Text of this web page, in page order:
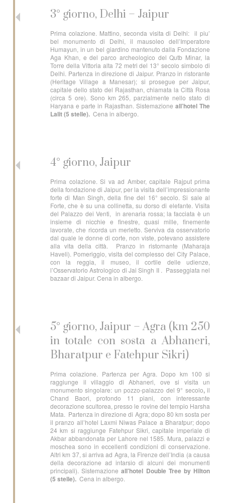
3° giorno, Delhi – Jaipur
Prima colazione. Mattino, seconda visita di Delhi: il piu’
bel monumento di Delhi, il mausoleo dell’Imperatore
Humayun, in un bel giardino mantenuto dalla Fondazione
Aga Khan, e del parco archeologico del Qutb Minar, la
Torre della Vittoria alta 72 metri del 13° secolo simbolo di
Delhi. Partenza in direzione di Jaipur. Pranzo in ristorante
(Heritage Village a Manesar); si prosegue per Jaipur,
capitale dello stato del Rajasthan, chiamata la Città Rosa
(circa 5 ore). Sono km 265, parzialmente nello stato di
Haryana e parte in Rajasthan. Sistemazione all’hotel The
Lalit (5 stelle). Cena in albergo.
4° giorno, Jaipur
Prima colazione. Si va ad Amber, capitale Rajput prima
della fondazione di Jaipur, per la visita dell’impressionante
forte di Man Singh, della fine del 16° secolo. Si sale al
Forte, che è su una collinetta, su dorso di elefante. Visita
del Palazzo dei Venti, in arenaria rossa; la facciata è un
insieme di nicchie e finestre, quasi mille, finemente
lavorate, che ricorda un merletto. Serviva da osservatorio
dal quale le donne di corte, non viste, potevano assistere
alla vita della città. Pranzo in ristornante (Maharaja
Haveli). Pomeriggio, visita del complesso del City Palace,
con la reggia, il museo, il cortile delle udienze,
l’Osservatorio Astrologico di Jai Singh II . Passeggiata nel
bazaar di Jaipur. Cena in albergo.
5° giorno, Jaipur – Agra (km 250
in totale con sosta a Abhaneri,
Bharatpur e Fatehpur Sikri)
Prima colazione. Partenza per Agra. Dopo km 100 si
raggiunge il villaggio di Abhaneri, ove si visita un
monumento singolare: un pozzo-palazzo del 9° secolo,il
Chand Baori, profondo 11 piani, con interessante
decorazione scultorea, presso le rovine del tempio Harsha
Mata. Partenza in direzione di Agra; dopo 80 km sosta per
il pranzo all’hotel Laxmi Niwas Palace a Bharatpur; dopo
24 km si raggiunge Fatehpur Sikri, capitale imperiale di
Akbar abbandonata per Lahore nel 1585. Mura, palazzi e
moschea sono in eccellenti condizioni di conservazione.
Altri km 37, si arriva ad Agra, la Firenze dell’India (a causa
della decorazione ad intarsio di alcuni dei monumenti
principali). Sistemazioneall’hotel Double Tree by Hilton
(5 stelle). Cena in albergo.